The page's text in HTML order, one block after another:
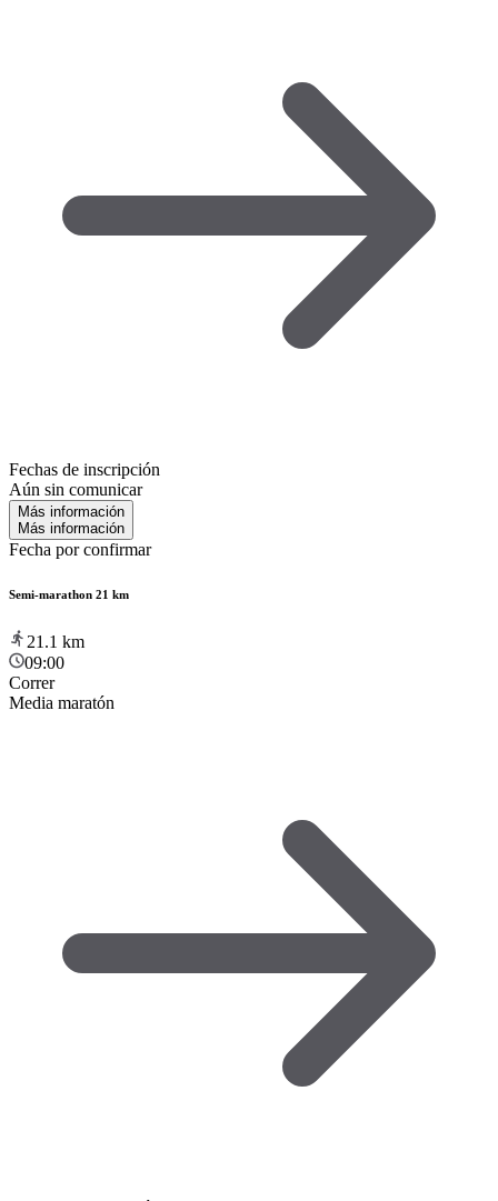
Fechas de inscripción
Aún sin comunicar
Más información
Más información
Fecha por confirmar
Semi-marathon 21 km
21.1 km
09:00
Correr
Media maratón